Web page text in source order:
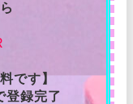
です】
登録完了